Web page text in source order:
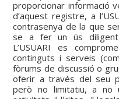
proporcionar informació
d’aquest registre, a
contrasenya de la que
se a fer un ús diligent
L’USUARI es
continguts i serveis
fòrums de discussió o
oferir a través del seu
però no limitatiu, a no